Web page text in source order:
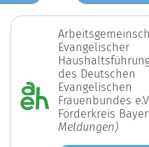
Evangelischer
des Deutschen
Evangelischen
Frauenbundes
Förderkreis
Meldungen)